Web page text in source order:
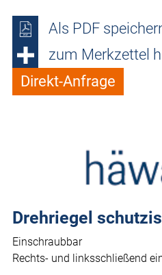
Als PDF
zum Merkzettel
Direkt-Anfrage
Drehriegel
Einschraubbar
Rechts- und linksschließend